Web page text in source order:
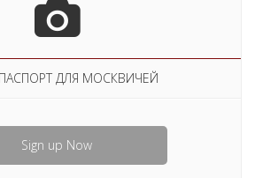
ДЛЯ МОСКВИЧЕЙ
Sign up Now